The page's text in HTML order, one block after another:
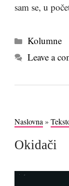
sam se, u
Kategorije
Kolumne
Leave a
Naslovna »
Okidači